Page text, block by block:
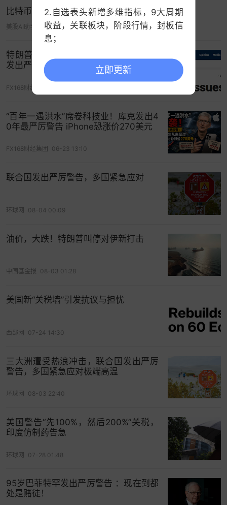
分得益于提价措施。
值得注意的是，伯克希尔已连续第11个季度净卖出股
票。就在几天前，伯克希尔刚在
公司身上套
现了约12亿美元。
7月29日，据媒体报道，伯克希尔以每股285美元的
305.98美元折价6.9%，出售规模合计约12.3亿美
元。
监管文件显示，截至3月31日，伯克希尔持有1329
笔股份占巴菲特全部持股的约三分之一，出售完成
后，伯克希尔在VeriSign的持股比例将从14.2%降至
9.6%。
交易完成后，伯克希尔的持股比例降至10%以下，可
以使伯克希尔免于履行美国证券交易委员会
（SEC）对主要股东施加的更严格的报告义务和交
易限制。根据声明，伯克希尔剩余持有的VeriSign股
投资者担忧“巴菲特溢价”消退
这份财报是94岁的巴菲特宣布将在2025年底卸任
CEO后发布的第一份业绩报告。
今年5月3日，巴菲特当日在伯克希尔· 哈撒韦年度股
股东。
巴菲特表示，他将向伯克希尔·哈撒韦公司董事会推
荐非 保险业务副董事长格雷格·阿贝尔在年底接任首
行官的时机已经成熟。巴菲特表示，董事会成员中
唯一知道此事的只有他的两个孩子霍华德·巴菲特和
比特币暴跌，顶级经济学家发出严厉警告
美股AI助手 06-02 20:17
特朗普突发表态！美媒：特朗普向伊朗
发出严厉警告 新协议迎来首次重大考验
FX168财经集团
“百年一遇洪水”席卷科技业！库克发出4
0年最严厉警告 iPhone恐涨价270美元
FX168财经集团 06-23 13:10
联合国发出严厉警告，多国紧急应对
环球网 08-04 00:09
油价，大跌！特朗普叫停对伊新打击
中国基金报 08-03 01:28
美国新“关税墙”引发抗议与担忧
西部网 07-24 14:30
三大洲遭受热浪冲击，联合国发出严厉
警告，多国紧急应对极端高温
环球网 08-03 22:40
美国警告“先100%，然后200%”关税，
印度仿制药告急
环球网 07-28 01:48
95岁巴菲特罕发出严厉警告 ：现在到都
处是赌徒！
2.自选表头新增多维指标，9大周期
收益，关联板块，阶段行情，封板信
息；
3.中证指数支持查看历史分时；
立即更新